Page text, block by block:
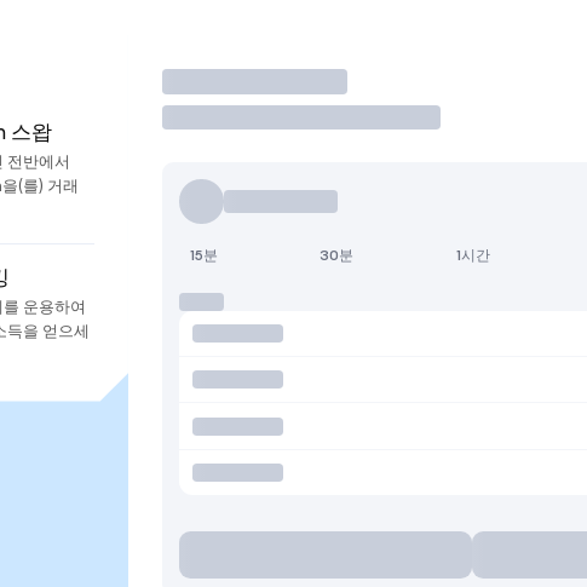
스왑
전반에서
(를) 거래
운용하여
득을 얻으세
거래
15분 30분 1시간